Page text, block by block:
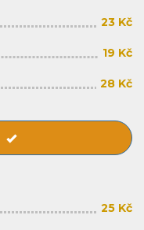
23 Kč
19 Kč
28 Kč
25 Kč